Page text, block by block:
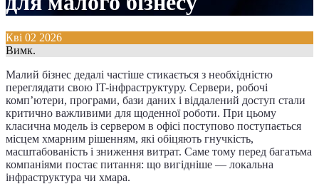
Кві 02 2026
Вимк.
Малий бізнес дедалі частіше стикається з необхідністю
переглядати свою IT-інфраструктуру. Сервери, робочі
комп’ютери, програми, бази даних і віддалений доступ стали
критично важливими для щоденної роботи. При цьому
класична модель із сервером в офісі поступово поступається
місцем хмарним рішенням, які обіцяють гнучкість,
масштабованість і зниження витрат. Саме тому перед багатьма
компаніями постає питання: що вигідніше — локальна
інфраструктура чи хмара.